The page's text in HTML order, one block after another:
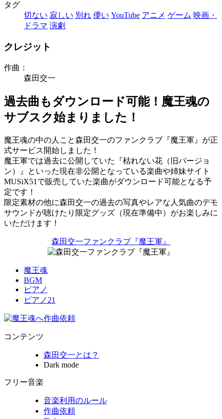
タグ
切ない 寂しい 別れ 儚い YouTube アニメ ゲーム 映画・
ドラマ 演劇
クレジット
作曲：
森田交一
過去曲もダウンロード可能！魔王魂の
サブスク始まりました！
魔王魂の中の人こと森田交一のファンクラブ『魔王軍』が正
式サービス開始しました！
魔王軍では過去に公開していた『枯れない花（旧バージョ
ン）』といった現在非公開となっている楽曲や姉妹サイト
MUSiX51で販売していた楽曲がダウンロード可能となる予
定です！
限定素材の他に森田交一の過去の写真やレアな人気曲のデモ
サウンドが聴けたり限定グッズ（現在準備中）がお楽しみに
いただけます！
森田交一ファンクラブ『魔王軍』
魔王魂
BGM
ピアノ
ピアノ21
コンテンツ
森田交一とは？
Dark mode
フリー音楽
音楽利用のルール
作曲依頼